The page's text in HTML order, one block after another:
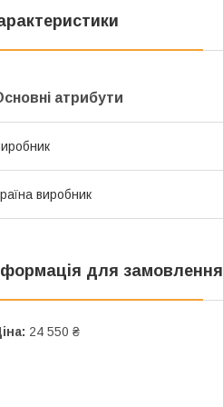
атрибути
виробник
для замовлення
24 550 ₴